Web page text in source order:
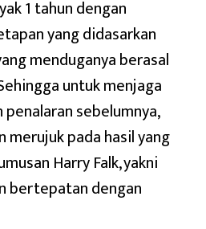
1 tahun dengan
yang didasarkan
menduganya berasal
untuk menjaga
sebelumnya,
merujuk pada hasil yang
Harry Falk, yakni
bertepatan dengan